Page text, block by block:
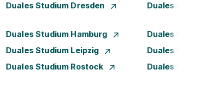
Duales Studium Dresden
Duales Studium
Duales Studium Hamburg
Duales Studium
Duales Studium Leipzig
Duales Studium
Duales Studium Rostock
Duales Studium